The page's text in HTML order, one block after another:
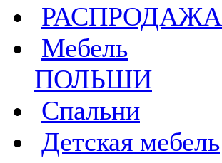
РАСПРОДАЖА
Мебель
ПОЛЬШИ
Спальни
Детская мебель